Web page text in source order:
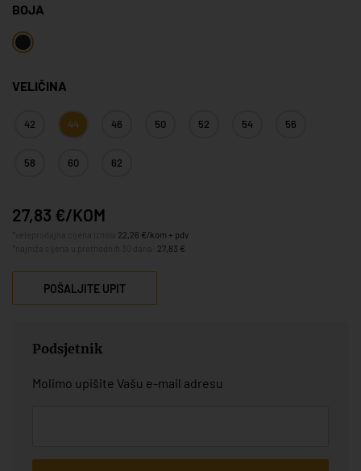
BOJA
VELIČINA
42 44 46 50 52 54 56
58 60 62
27,83 €/KOM
22,26 €/kom + pdv
27,83 €
POŠALJITE UPIT
Podsjetnik
Molimo upišite Vašu e-mail adresu